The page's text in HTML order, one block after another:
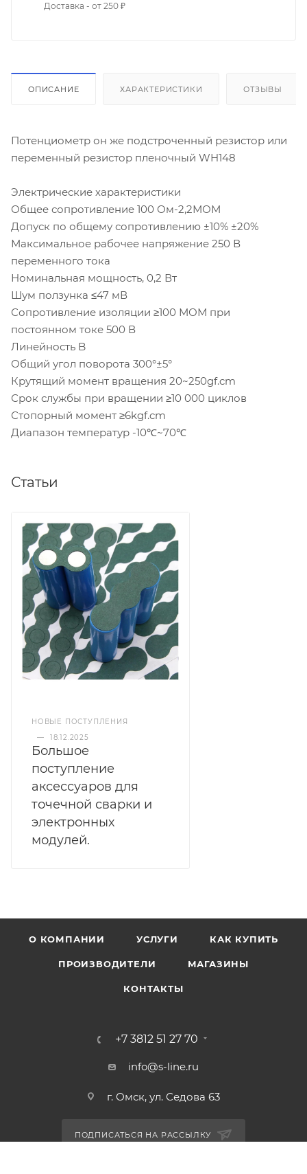
Доставка - от 250 ₽
ОПИСАНИЕ ХАРАКТЕРИСТИКИ ОТЗЫВЫ
Потенциометр он же подстроченный резистор или
переменный резистор пленочный WH148
Электрические характеристики
Общее сопротивление 100 Ом-2,2МОМ
Допуск по общему сопротивлению ±10% ±20%
Максимальное рабочее напряжение 250 В
переменного тока
Номинальная мощность, 0,2 Вт
Шум ползунка ≤47 мВ
Сопротивление изоляции ≥100 МОМ при
постоянном токе 500 В
Линейность B
Общий угол поворота 300°±5°
Крутящий момент вращения 20~250gf.cm
Срок службы при вращении ≥10 000 циклов
Стопорный момент ≥6kgf.cm
Диапазон температур -10℃~70℃
Статьи
НОВЫЕ ПОСТУПЛЕНИЯ
—
18.12.2025
Большое
поступление
аксессуаров для
точечной сварки и
электронных
модулей.
О КОМПАНИИ УСЛУГИ КАК КУПИТЬ
ПРОИЗВОДИТЕЛИ МАГАЗИНЫ
КОНТАКТЫ
+7 3812 51 27 70
info@s-line.ru
г. Омск, ул. Седова 63
ПОДПИСАТЬСЯ НА РАССЫЛКУ